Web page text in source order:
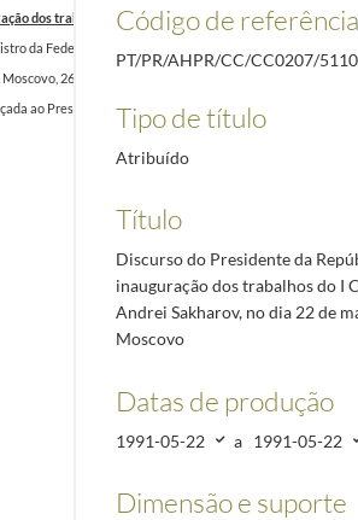
dos trabalhos do I Congresso Internacional em
da Federação da Rússia, Sr.Victor Chernomyrdin -
26 de outubro de 2001 - Reunião Plenária
ao Presidente de Portugal, Mário Alberto Soares,
Código de referência
PT/PR/AHPR/CC/CC0207/
Tipo de título
Atribuído
Título
Discurso do Presidente da
inauguração dos trabalhos do I
Andrei Sakharov, no dia 22 de
Moscovo
Datas de produção
1991-05-22 a 1991-05-22
Dimensão e suporte